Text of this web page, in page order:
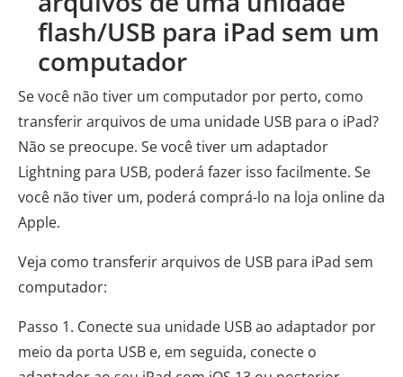
flash/USB para iPad sem um
computador
Se você não tiver um computador por perto, como
transferir arquivos de uma unidade USB para o iPad?
Não se preocupe. Se você tiver um adaptador
Lightning para USB, poderá fazer isso facilmente. Se
você não tiver um, poderá comprá-lo na loja online da
Apple.
Veja como transferir arquivos de USB para iPad sem
computador:
Passo 1. Conecte sua unidade USB ao adaptador por
meio da porta USB e, em seguida, conecte o